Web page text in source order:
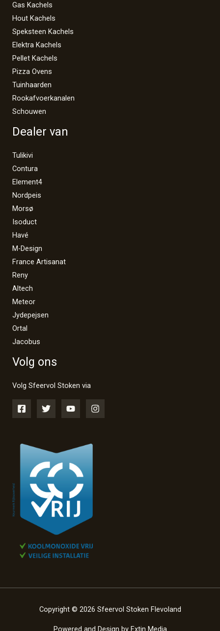
Gas Kachels
Hout Kachels
Speksteen Kachels
Elektra Kachels
Pellet Kachels
Pizza Ovens
Tuinhaarden
Rookafvoerkanalen
Schouwen
Dealer van
Tulikivi
Contura
Element4
Nordpeis
Morsø
Isoduct
Havé
M-Design
France Artisanat
Reny
Altech
Meteor
Jydepejsen
Ortal
Jacobus
Volg ons
Volg Sfeervol Stoken via
Copyright © 2026 Sfeervol Stoken Flevoland
Powered and Design by Extin Media